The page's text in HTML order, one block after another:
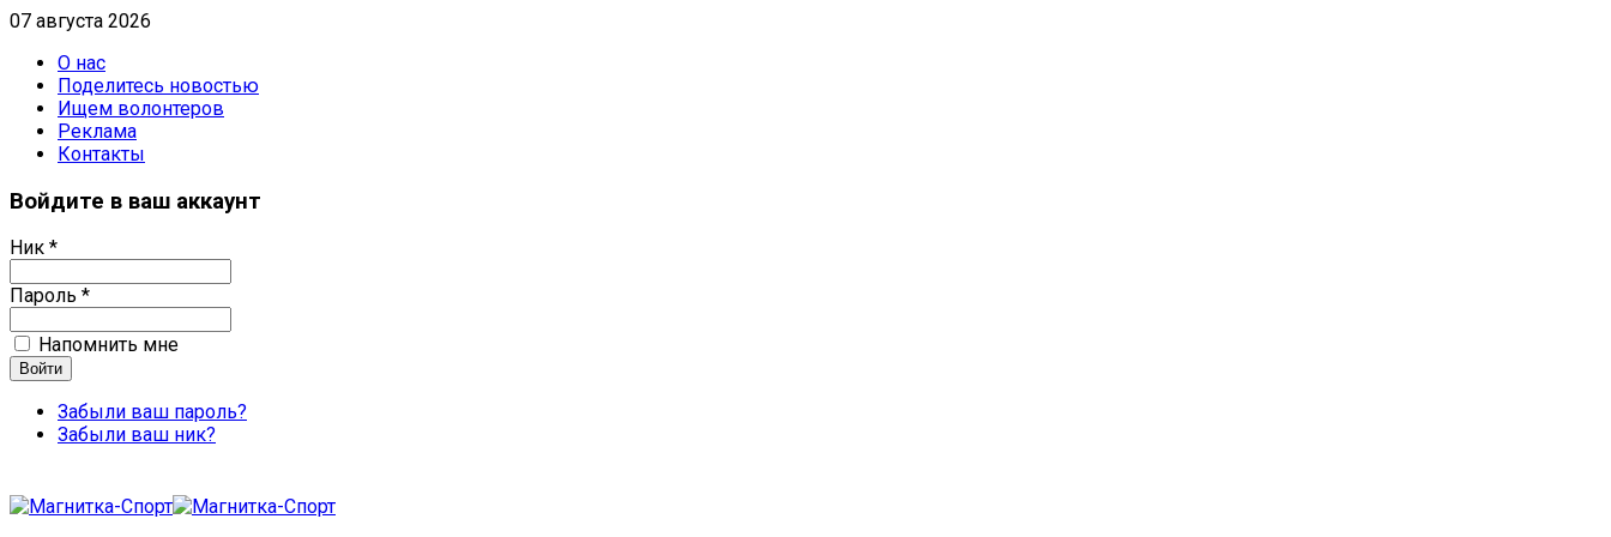
07 августа 2026
О нас
Поделитесь новостью
Ищем волонтеров
Реклама
Контакты
Войдите в ваш аккаунт
Ник *
Пароль *
Напомнить мне
Забыли ваш пароль?
Забыли ваш ник?